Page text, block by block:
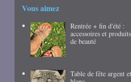
Vous aimez
Rentrée + fin d'été :
accessoires et produits
de beauté
Table de fête argent et